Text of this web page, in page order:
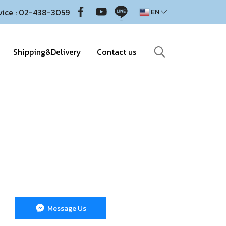
: 02-438-3059 EN
Shipping&Delivery Contact us
Message Us